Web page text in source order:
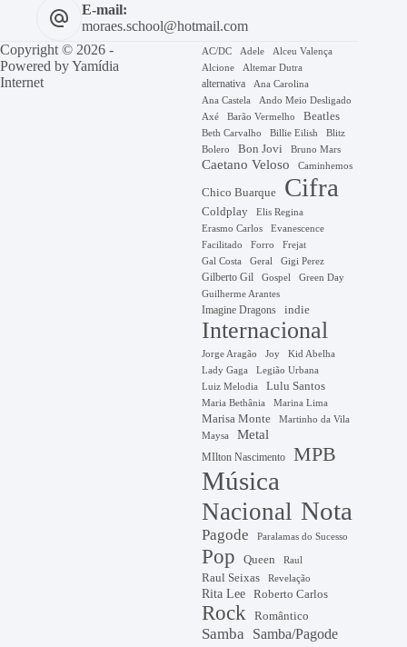
E-mail:
moraes.school@hotmail.com
Copyright © 2026 -
Powered byYamídia
Internet
AC/DC Adele
Alceu Valença
Alcione
Altemar Dutra
alternativa
Ana Carolina
Ana Castela
Ando Meio Desligado
Axé Barão Vermelho Beatles
Beth Carvalho Billie Eilish
Blitz
Bolero
Bon Jovi Bruno Mars
Caetano Veloso Caminhemos
Chico Buarque Cifra
Coldplay
Elis Regina
Erasmo Carlos
Evanescence
Facilitado
Forro Frejat
Gal Costa Geral Gigi Perez
Gilberto Gil Gospel Green Day
Guilherme Arantes
Imagine Dragons indie
Internacional
Jorge Aragão Joy Kid Abelha
Lady Gaga
Legião Urbana
Luiz Melodia
Lulu Santos
Maria Bethânia Marina Lima
Marisa Monte
Martinho da Vila
Maysa
Metal
MIlton Nascimento MPB
Música
Nacional Nota
Pagode Paralamas do Sucesso
Pop Queen Raul
Raul Seixas Revelação
Rita Lee Roberto Carlos
Rock Romântico
Samba
Samba/Pagode